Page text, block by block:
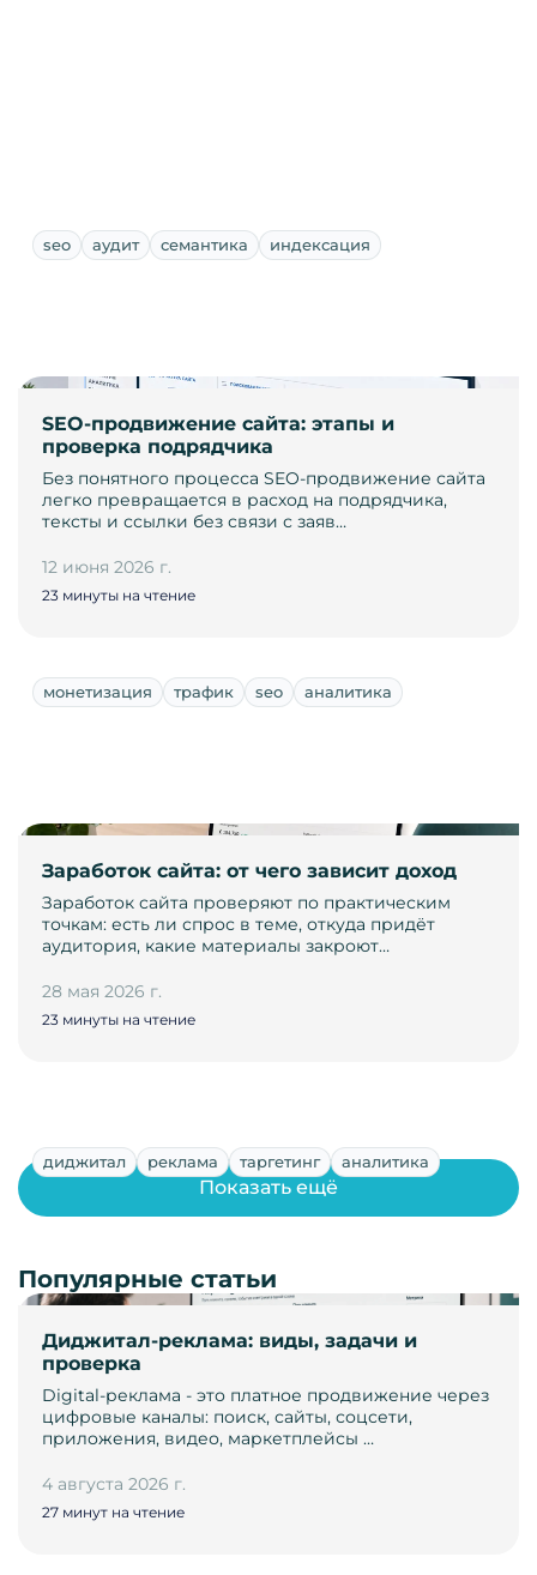
seo аудит семантика индексация
SEO-продвижение сайта: этапы и
проверка подрядчика
Без понятного процесса SEO-продвижение сайта
легко превращается в расход на подрядчика,
тексты и ссылки без связи с заяв…
12 июня 2026 г.
23 минуты на чтение
монетизация трафик seo аналитика
Заработок сайта: от чего зависит доход
Заработок сайта проверяют по практическим
точкам: есть ли спрос в теме, откуда придёт
аудитория, какие материалы закроют…
28 мая 2026 г.
23 минуты на чтение
диджитал реклама таргетинг аналитика
Диджитал-реклама: виды, задачи и
проверка
Digital-реклама - это платное продвижение через
цифровые каналы: поиск, сайты, соцсети,
приложения, видео, маркетплейсы …
4 августа 2026 г.
27 минут на чтение
Показать ещё
Популярные статьи